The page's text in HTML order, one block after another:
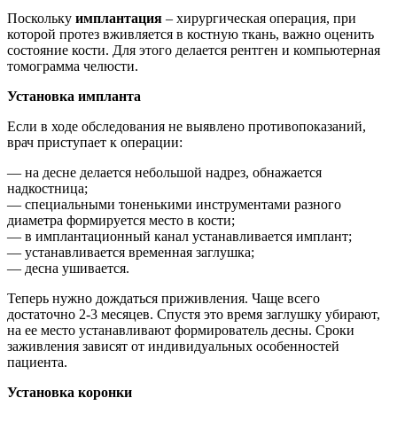
Поскольку имплантация – хирургическая операция, при
которой протез вживляется в костную ткань, важно оценить
состояние кости. Для этого делается рентген и компьютерная
томограмма челюсти.
Установка импланта
Если в ходе обследования не выявлено противопоказаний,
врач приступает к операции:
— на десне делается небольшой надрез, обнажается
надкостница;
— специальными тоненькими инструментами разного
диаметра формируется место в кости;
— в имплантационный канал устанавливается имплант;
— устанавливается временная заглушка;
— десна ушивается.
Теперь нужно дождаться приживления. Чаще всего
достаточно 2-3 месяцев. Спустя это время заглушку убирают,
на ее место устанавливают формирователь десны. Сроки
заживления зависят от индивидуальных особенностей
пациента.
Установка коронки